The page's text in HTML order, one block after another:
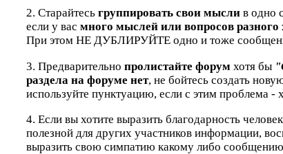
2. Старайтесь группировать свои мысли в одно
если у вас много мыслей или вопросов разного
При этом НЕ ДУБЛИРУЙТЕ одно и тоже
3. Предварительно пролистайте форум хотя бы
раздела на форуме нет, не бойтесь создать
используйте пунктуацию, если с этим проблема
4. Если вы хотите выразить благодарность
полезной для других участников информации,
выразить свою симпатию какому либо